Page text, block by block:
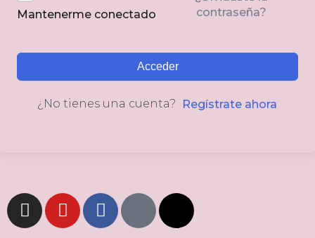
Mantenerme conectado
contraseña?
Acceder
¿No tienes una cuenta? Regístrate ahora